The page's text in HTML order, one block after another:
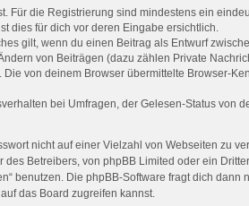
Für die Registrierung sind mindestens ein
dies für dich vor deren Eingabe ersichtlich.
gilt, wenn du einen Beitrag als Entwurf
von Beiträgen (dazu zählen Private
von deinem Browser übermittelte Browser-
bei Umfragen, der Gelesen-Status von
nicht auf einer Vielzahl von Webseiten zu
Betreibers, von phpBB Limited oder ein
benutzen. Die phpBB-Software fragt dich dann
das Board zugreifen kannst.